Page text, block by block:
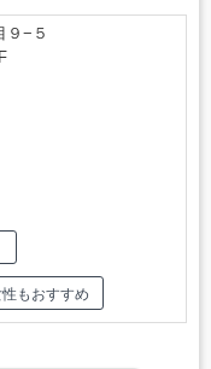
９−５
性もおすすめ